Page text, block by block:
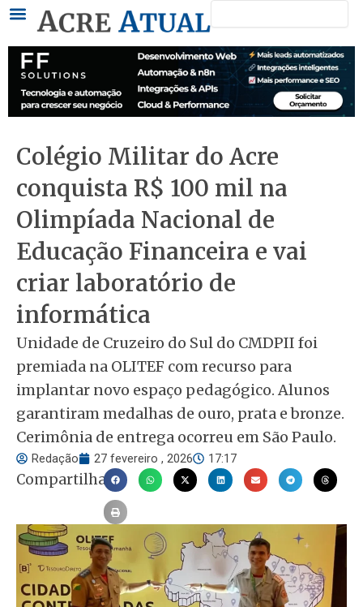
conteúdo
Colégio Militar do Acre
conquista R$ 100 mil na
Olimpíada Nacional de
Educação Financeira e vai
criar laboratório de
informática
Unidade de Cruzeiro do Sul do CMDPII foi
premiada na OLITEF com recurso para
implantar novo espaço pedagógico. Alunos
garantiram medalhas de ouro, prata e bronze.
Cerimônia de entrega ocorreu em São Paulo.
Redação 27 fevereiro , 2026 17:17
Compartilhar